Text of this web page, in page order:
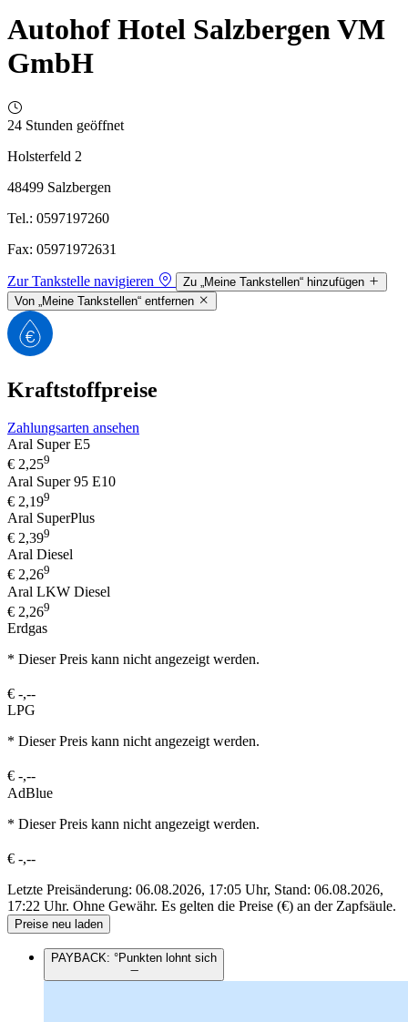
Autohof Hotel Salzbergen VM
GmbH
24 Stunden geöffnet
Holsterfeld 2
48499 Salzbergen
Tel.: 0597197260
Fax: 05971972631
Zur Tankstelle navigieren
Zu „Meine Tankstellen“ hinzufügen
Von „Meine Tankstellen“ entfernen
Kraftstoffpreise
Zahlungsarten ansehen
Aral Super E5
€ 2,259
Aral Super 95 E10
€ 2,199
Aral SuperPlus
€ 2,399
Aral Diesel
€ 2,269
Aral LKW Diesel
€ 2,269
Erdgas
* Dieser Preis kann nicht angezeigt werden.
€ -,--
LPG
* Dieser Preis kann nicht angezeigt werden.
€ -,--
AdBlue
* Dieser Preis kann nicht angezeigt werden.
€ -,--
Letzte Preisänderung: 06.08.2026, 17:05 Uhr, Stand: 06.08.2026,
17:22 Uhr. Ohne Gewähr. Es gelten die Preise (€) an der Zapfsäule.
Preise neu laden
PAYBACK: °Punkten lohnt sich